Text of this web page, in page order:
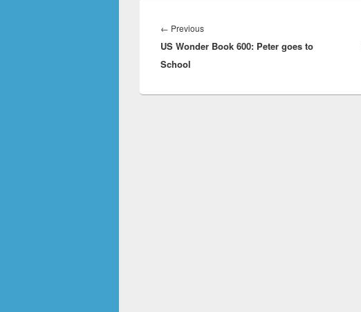
← PreviousPrevious
post:
US Wonder Book 600: Peter goes to
School